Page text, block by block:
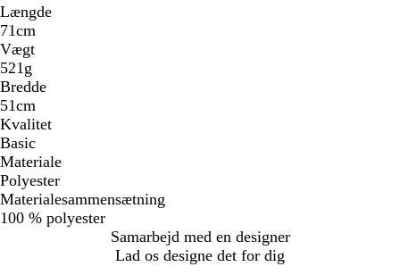
Længde
71cm
Vægt
521g
Bredde
51cm
Kvalitet
Basic
Materiale
Polyester
Materialesammensætning
100 % polyester
Samarbejd med en designer
Lad os designe det for dig